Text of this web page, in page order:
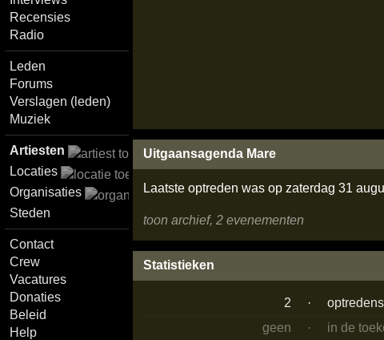
Recensies
Radio
Leden
Forums
Verslagen (leden)
Muziek
Artiesten
Locaties
Organisaties
Steden
Contact
Crew
Vacatures
Donaties
Beleid
Help
Uitgaansagenda Mare
Laatste optreden was op zaterdag 31
toon archief, 2 evenementen
Statistieken
2 ·
optredens
geen
·
in de